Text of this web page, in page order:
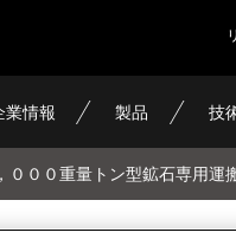
業情報 製品 技
０００重量トン型鉱石専用